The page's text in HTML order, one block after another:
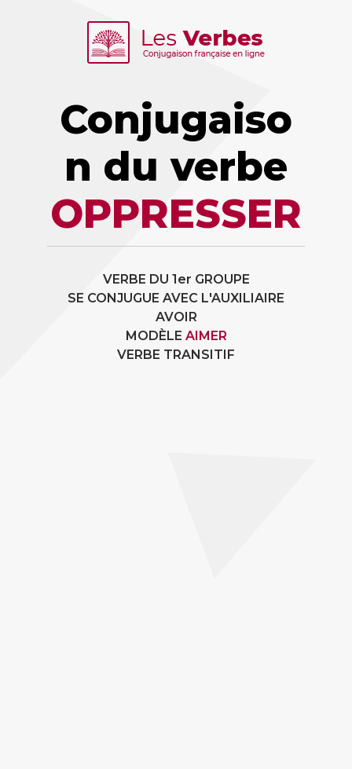
Conjugaiso
n du verbe
OPPRESSER
VERBE DU 1er GROUPE
SE CONJUGUE AVEC L'AUXILIAIRE
AVOIR
MODÈLE AIMER
VERBE TRANSITIF